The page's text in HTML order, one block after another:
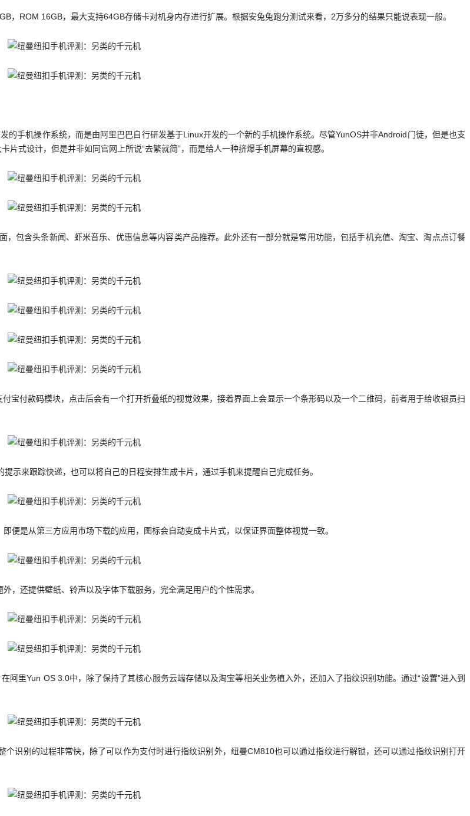
ROM 16GB，最大支持64GB存储卡对机身内存进行扩展。根据安兔兔跑分测试来看，2万多分的结果只能说表现一般。
手机操作系统，而是由阿里巴巴自行研发基于Linux开发的一个新的手机操作系统。尽管YunOS并非Android门徒，但是也支
式设计，但是并非如同官网上所说“去繁就简”，而是给人一种挤爆手机屏幕的直视感。
包含头条新闻、虾米音乐、优惠信息等内容类产品推荐。此外还有一部分就是常用功能，包括手机充值、淘宝、淘点点订餐
宝付款码模块，点击后会有一个打开折叠纸的视觉效果，接着界面上会显示一个条形码以及一个二维码，前者用于给收银员扫
示来跟踪快递，也可以将自己的日程安排生成卡片，通过手机来提醒自己完成任务。
便是从第三方应用市场下载的应用，图标会自动变成卡片式，以保证界面整体视觉一致。
，还提供壁纸、铃声以及字体下载服务，完全满足用户的个性需求。
里Yun OS 3.0中，除了保持了其核心服务云端存储以及淘宝等相关业务植入外，还加入了指纹识别功能。通过“设置”进入到
识别的过程非常快，除了可以作为支付时进行指纹识别外，纽曼CM810也可以通过指纹进行解锁，还可以通过指纹识别打开